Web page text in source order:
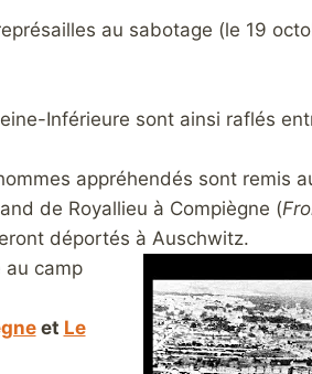
au sabotage (le 19
Inférieure sont ainsi raflés
appréhendés sont remis
de Royallieu à Compiègne (
déportés à Auschwitz.
au camp
et Le